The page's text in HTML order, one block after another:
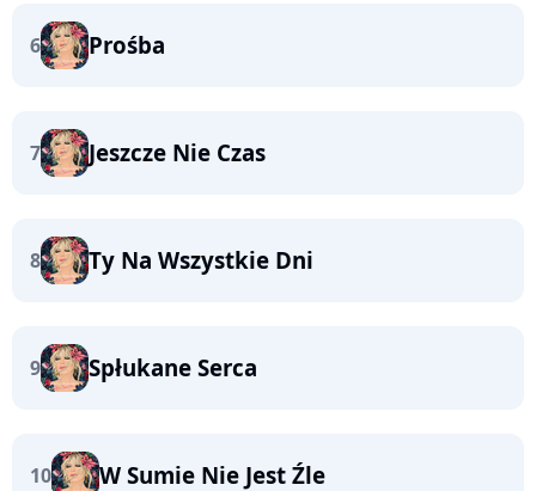
6 Prośba
7 Jeszcze Nie Czas
8 Ty Na Wszystkie Dni
9 Spłukane Serca
10 W Sumie Nie Jest Źle